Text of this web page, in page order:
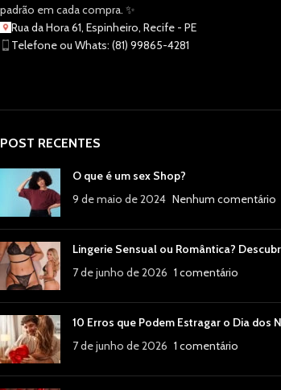
padrão em cada compra. ✨
Rua da Hora 61, Espinheiro, Recife - PE
Telefone ou Whats: (81) 99865-4281
POST RECENTES
O que é um sex Shop?
9 de maio de 2024 Nenhum comentário
Lingerie Sensual ou Romântica?
7 de junho de 2026 1 comentário
10 Erros que Podem Estragar o Dia dos
7 de junho de 2026 1 comentário